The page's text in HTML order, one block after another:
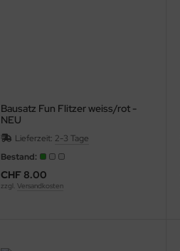
Bausatz Fun Flitzer weiss/rot -
NEU
Lieferzeit: 2-3 Tage
Bestand:
CHF 8.00
zzgl. Versandkosten